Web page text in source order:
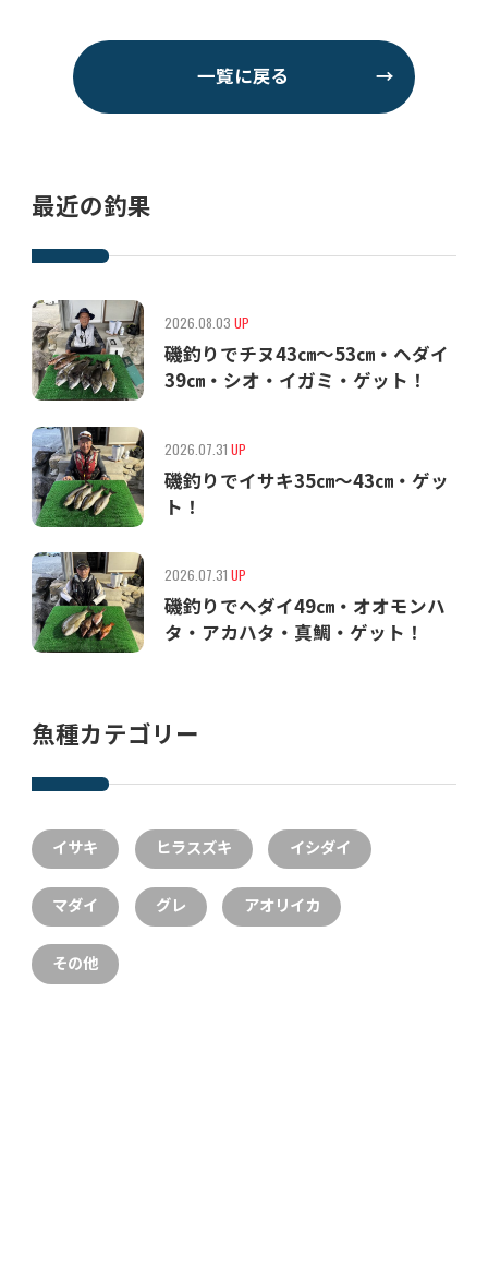
一覧に戻る →
最近の釣果
2026.08.03 UP
磯釣りでチヌ43㎝〜53㎝・ヘダイ
39㎝・シオ・イガミ・ゲット！
2026.07.31 UP
磯釣りでイサキ35㎝〜43㎝・ゲッ
ト！
2026.07.31 UP
磯釣りでヘダイ49㎝・オオモンハ
タ・アカハタ・真鯛・ゲット！
魚種カテゴリー
イサキ ヒラスズキ イシダイ
マダイ グレ アオリイカ
その他